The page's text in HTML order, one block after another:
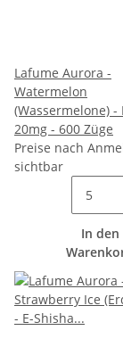
Lafume Aurora -
Watermelon
(Wassermelone) -
20mg - 600 Züge
Preise nach
sichtbar
In den